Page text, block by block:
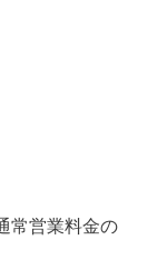
常営業料金の